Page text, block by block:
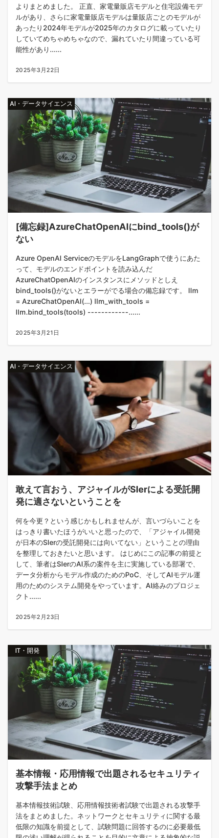
よりまとめました。 正直、家電量販店モデルと住宅設備モデ
ルがあり、さらに家電量販店モデルは量販店ごとのモデルが
あったり2024年モデルが2025年のカタログに載っていたり
していてめちゃめちゃなので、漏れていたり間違っている可
能性があり......
2025年3月22日
AI・データサイエンス
[備忘録]AzureChatOpenAIにbind_tools()が
ない
Azure OpenAI ServiceのモデルをLangGraphで使うにあた
って、モデルのエンドポイントを読み込んだ
AzureChatOpenAIのインスタンスにメソッドとしえ
bind_tools()がないとエラーがでる場合の備忘録です。 llm
= AzureChatOpenAI(...) llm_with_tools =
llm.bind_tools(tools) ------------......
2025年3月21日
AI・データサイエンス
敢えて言おう、アジャイルがSIerによる受託開
発に適さないということを
何を今更？という感じかもしれませんが、言いづらいことを
はっきり書いたほうがいいと思ったので、「アジャイル開発
が日本のSIerの受託開発には向いてない」ということの理由
を整理しておきたいと思います。 はじめにこの記事の前提と
して、筆者はSIerのAI系の案件を主に実施している部署で、
データ分析からモデル作成のためのPoC、そしてAIモデル運
用のためのシステム開発をやっています。AI絡みのプロジェ
クト......
2025年2月23日
IT・開発
基本情報・応用情報で出題されるセキュリティ
攻撃手法まとめ
基本情報技術試験、応用情報技術者試験で出題される攻撃手
法をまとめました。ネットワークとセキュリティに関する最
低限の知識を前提として、試験問題に回答するのに必要最低